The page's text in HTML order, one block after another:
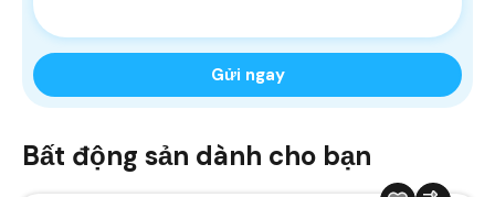
Bất động sản dành cho bạn